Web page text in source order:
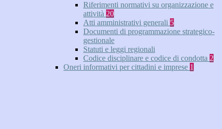
Riferimenti normativi su organizzazione e
attività 20
Atti amministrativi generali 5
Documenti di programmazione strategico-
gestionale
Statuti e leggi regionali
Codice disciplinare e codice di condotta 2
Oneri informativi per cittadini e imprese 1